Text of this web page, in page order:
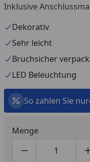
Inklusive
Dekorativ
Sehr leicht
Bruchsicher
LED Beleuchtung
So zahlen Sie nur
Menge
Produktmenge